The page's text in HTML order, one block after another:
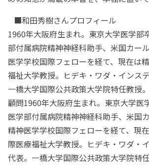
■和田秀樹さんプロフィール
1960年大阪府生まれ。東京大学医学部
部付属病院精神神経科助手、米国カー
医学学校国際フェローを経て、現在は
福祉大学教授。ヒデキ・ワダ・インス
一橋大学国際公共政策大学院特任教授
顧問1960年大阪府生まれ。東京大学医
医学部付属病院精神神経科助手、米国
精神医学学校国際フェローを経て、現
際医療福祉大学教授。ヒデキ・ワダ・
代表。一橋大学国際公共政策大学院特